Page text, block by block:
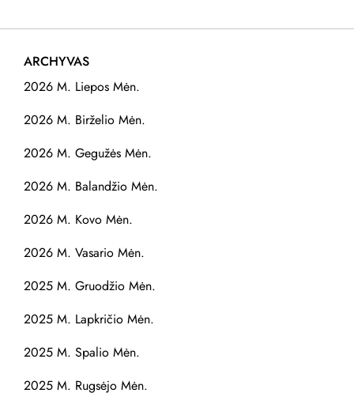
ARCHYVAS
2026 M. Liepos Mėn.
2026 M. Birželio Mėn.
2026 M. Gegužės Mėn.
2026 M. Balandžio Mėn.
2026 M. Kovo Mėn.
2026 M. Vasario Mėn.
2025 M. Gruodžio Mėn.
2025 M. Lapkričio Mėn.
2025 M. Spalio Mėn.
2025 M. Rugsėjo Mėn.